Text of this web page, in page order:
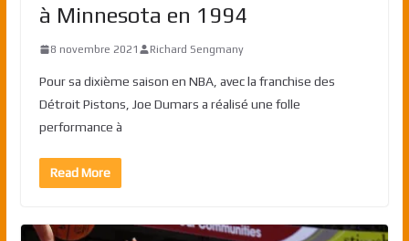
à Minnesota en 1994
8 novembre 2021 Richard Sengmany
Pour sa dixième saison en NBA, avec la franchise des
Détroit Pistons, Joe Dumars a réalisé une folle
performance à
Read More